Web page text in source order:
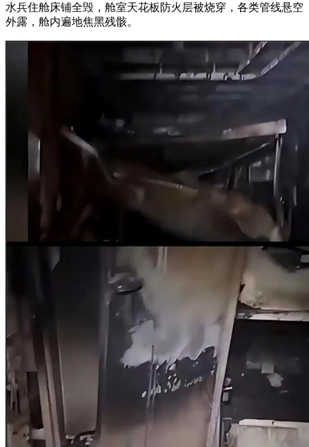
水兵住舱床铺全毁，舱室天花板防火层被烧穿，各类管线悬空
外露，舱内遍地焦黑残骸。